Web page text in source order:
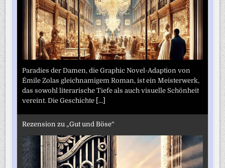
Paradies der Damen, die Graphic Novel-Adaption von
Émile Zolas gleichnamigem Roman, ist ein Meisterwerk,
das sowohl literarische Tiefe als auch visuelle Schönheit
vereint. Die Geschichte [...]
Rezension zu „Gut und Böse“